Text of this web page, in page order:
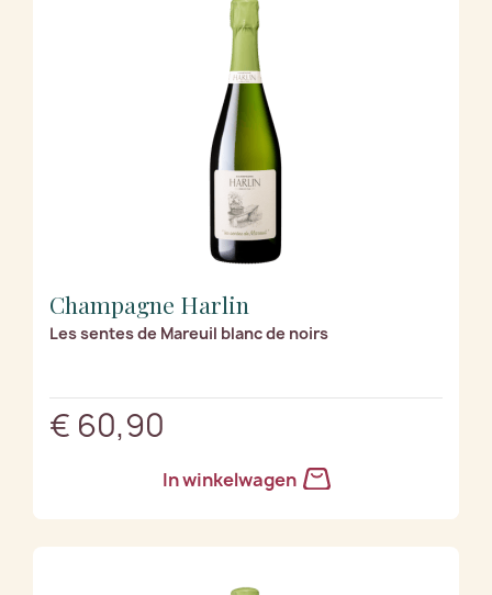
Champagne Harlin
Les sentes de Mareuil blanc de noirs
€ 60,90
In winkelwagen